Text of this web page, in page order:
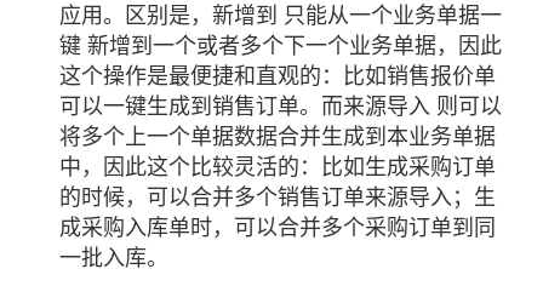
应用。区别是，新增到 只能从一个业务单据一
键 新增到一个或者多个下一个业务单据，因此
这个操作是最便捷和直观的：比如销售报价单
可以一键生成到销售订单。而来源导入 则可以
将多个上一个单据数据合并生成到本业务单据
中，因此这个比较灵活的：比如生成采购订单
的时候，可以合并多个销售订单来源导入；生
成采购入库单时，可以合并多个采购订单到同
一批入库。